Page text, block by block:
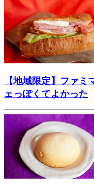
【地域限定】ファ
ェっぽくてよかった